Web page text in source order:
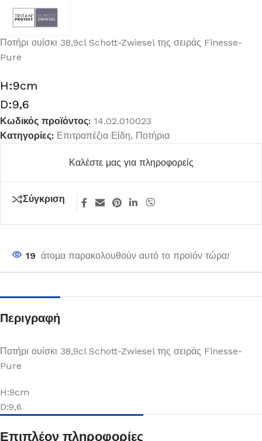
Ποτήρι ουίσκι 38,9cl Schott-Zwiesel της σειράς Finesse-
Pure
H:9cm
D:9,6
Κωδικός προϊόντος: 14.02.010023
Κατηγορίες: Επιτραπέζια Είδη, Ποτήρια
Καλέστε μας για πληροφορείς
Σύγκριση
19 άτομα παρακολουθούν αυτό το προϊόν τώρα!
Περιγραφή
Ποτήρι ουίσκι 38,9cl Schott-Zwiesel της σειράς Finesse-
Pure
H:9cm
D:9,6
Επιπλέον πληροφορίες